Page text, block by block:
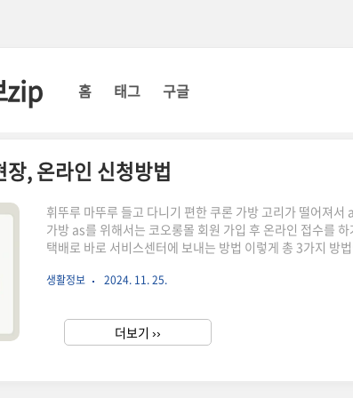
zip 홈 태그 구글
, 온라인 신청방법
휘뚜루 마뚜루 들고 다니기 편한 쿠론 가방 고리가 떨어져서
가방 as를 위해서는 코오롱몰 회원 가입 후 온라인 접수를
택배로 바로 서비스센터에 보내는 방법 이렇게 총 3가지 방
니다.코오롱몰 홈페이지 바로가기쿠론 가방 온라인 as 신청
항목과 수선 내용을 작성합니다.*비고: 코오롱몰 고객센터
닿기가 어려워서 문의는 1:1 채팅창이나 아래 온라인 접수..
생활정보 2024. 11. 25.
더보기 ››